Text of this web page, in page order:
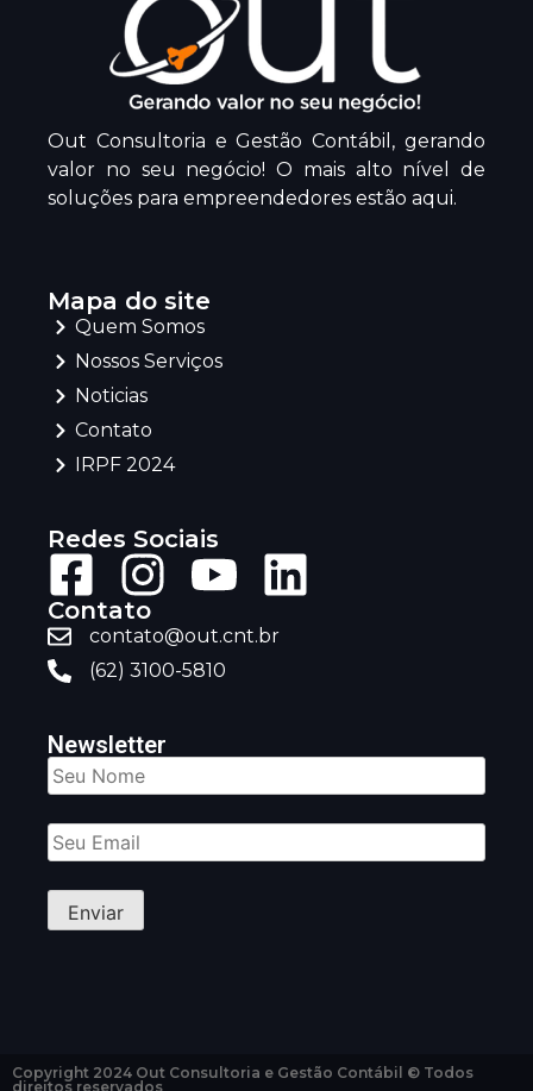
Out Consultoria e Gestão Contábil, gerando
valor no seu negócio! O mais alto nível de
soluções para empreendedores estão aqui.
Mapa do site
Quem Somos
Nossos Serviços
Noticias
Contato
IRPF 2024
Redes Sociais
Contato
contato@out.cnt.br
(62) 3100-5810
Newsletter
Copyright 2024 Out Consultoria e Gestão Contábil © Todos
direitos reservados